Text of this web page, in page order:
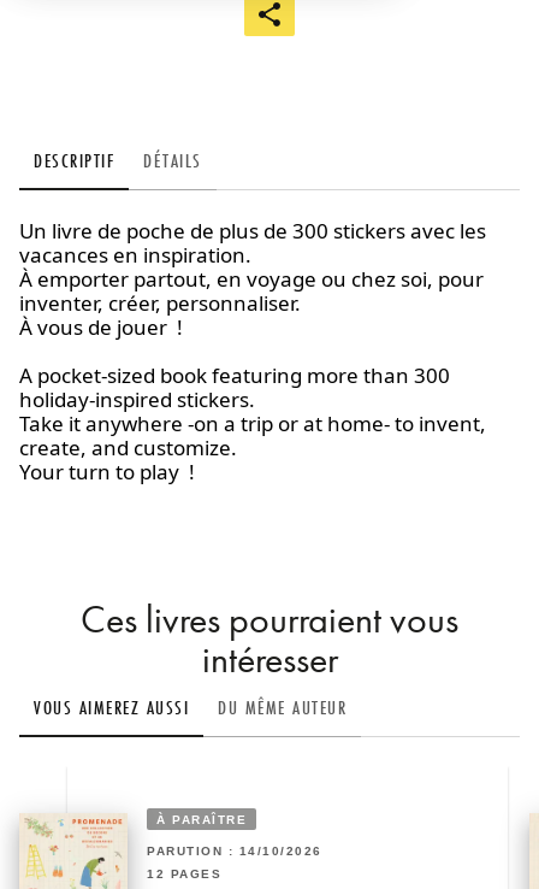
DESCRIPTIF DÉTAILS
Un livre de poche de plus de 300 stickers avec les
vacances en inspiration.
À emporter partout, en voyage ou chez soi, pour
inventer, créer, personnaliser.
À vous de jouer !
A pocket-sized book featuring more than 300
holiday-inspired stickers.
Take it anywhere -on a trip or at home- to invent,
create, and customize.
Your turn to play !
Ces livres pourraient vous
intéresser
VOUS AIMEREZ AUSSI DU MÊME AUTEUR
À PARAÎTRE
PARUTION : 14/10/2026
12 PAGES